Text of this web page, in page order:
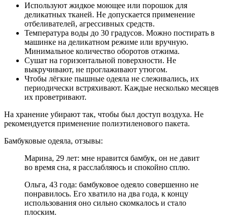
Используют жидкое моющее или порошок для
деликатных тканей. Не допускается применение
отбеливателей, агрессивных средств.
Температура воды до 30 градусов. Можно постирать в
машинке на деликатном режиме или вручную.
Минимальное количество оборотов отжима.
Сушат на горизонтальной поверхности. Не
выкручивают, не проглаживают утюгом.
Чтобы лёгкие пышные одеяла не слеживались, их
периодически встряхивают. Каждые несколько месяцев
их проветривают.
На хранение убирают так, чтобы был доступ воздуха. Не
рекомендуется применение полиэтиленового пакета.
Бамбуковые одеяла, отзывы:
Марина, 29 лет: мне нравится бамбук, он не давит
во время сна, я расслабляюсь и спокойно сплю.
Ольга, 43 года: бамбуковое одеяло совершенно не
понравилось. Его хватило на два года, к концу
использования оно сильно скомкалось и стало
плоским.